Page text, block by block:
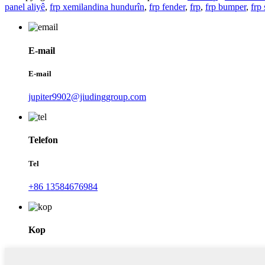
panel aliyê, frp xemilandina hundurîn, frp fender, frp, frp bumper, frp
E-mail
E-mail
jupiter9902@jiudinggroup.com
Telefon
Tel
+86 13584676984
Kop